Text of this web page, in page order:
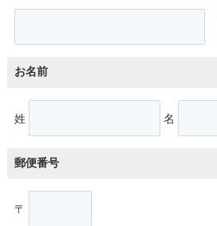
お名前
姓 名
郵便番号
〒